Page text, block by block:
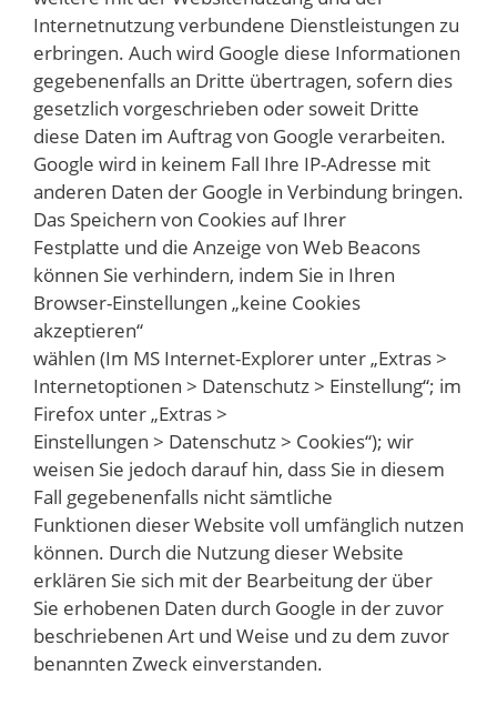
Internetnutzung verbundene Dienstleistungen zu
erbringen. Auch wird Google diese Informationen
gegebenenfalls an Dritte übertragen, sofern dies
gesetzlich vorgeschrieben oder soweit Dritte
diese Daten im Auftrag von Google verarbeiten.
Google wird in keinem Fall Ihre IP-Adresse mit
anderen Daten der Google in Verbindung bringen.
Das Speichern von Cookies auf Ihrer
Festplatte und die Anzeige von Web Beacons
können Sie verhindern, indem Sie in Ihren
Browser-Einstellungen „keine Cookies
akzeptieren“
wählen (Im MS Internet-Explorer unter „Extras >
Internetoptionen > Datenschutz > Einstellung“; im
Firefox unter „Extras >
Einstellungen > Datenschutz > Cookies“); wir
weisen Sie jedoch darauf hin, dass Sie in diesem
Fall gegebenenfalls nicht sämtliche
Funktionen dieser Website voll umfänglich nutzen
können. Durch die Nutzung dieser Website
erklären Sie sich mit der Bearbeitung der über
Sie erhobenen Daten durch Google in der zuvor
beschriebenen Art und Weise und zu dem zuvor
benannten Zweck einverstanden.